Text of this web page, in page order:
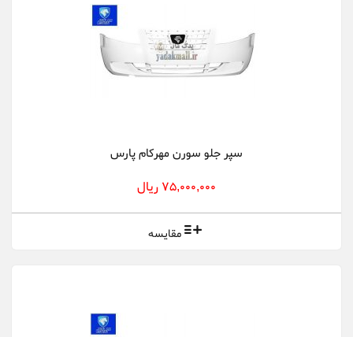
سپر جلو سورن مهرکام پارس
75,000,000 ریال
مقایسه